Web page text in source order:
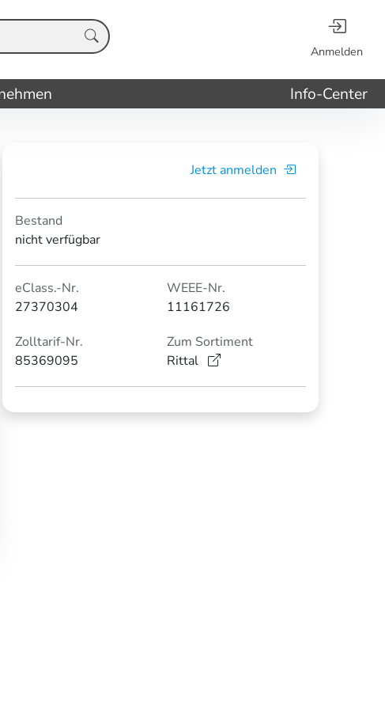
Anmelden
Info-Center
Jetzt anmelden
Bestand
nicht verfügbar
eClass.-Nr.
27370304
WEEE-Nr.
11161726
Zolltarif-Nr.
85369095
Zum Sortiment
Rittal